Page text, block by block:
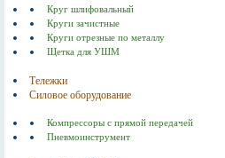
Круг шлифовальный
Круги зачистные
Круги отрезные по металлу
Щетка для УШМ
Тележки
Силовое оборудование
Компрессоры с прямой передачей
Пневмоинструмент